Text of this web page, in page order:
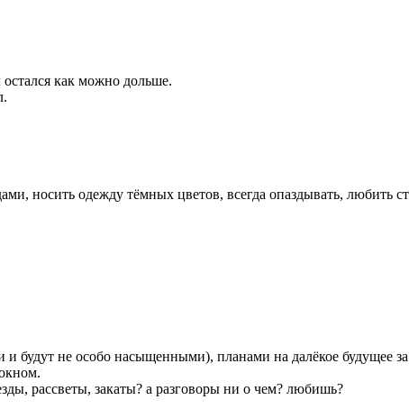
как можно дольше.
носить одежду тёмных цветов, всегда опаздывать, любить
будут не особо насыщенными), планами на далёкое будущее
рассветы, закаты? а разговоры ни о чем? любишь?